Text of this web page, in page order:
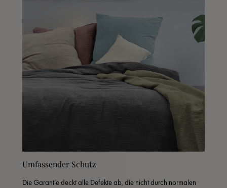
Umfassender Schutz
Die Garantie deckt alle Defekte ab, die nicht durch normalen